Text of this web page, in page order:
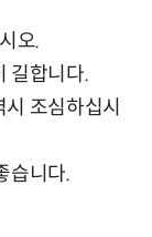
오.
길합니다.
조심하십시
습니다.